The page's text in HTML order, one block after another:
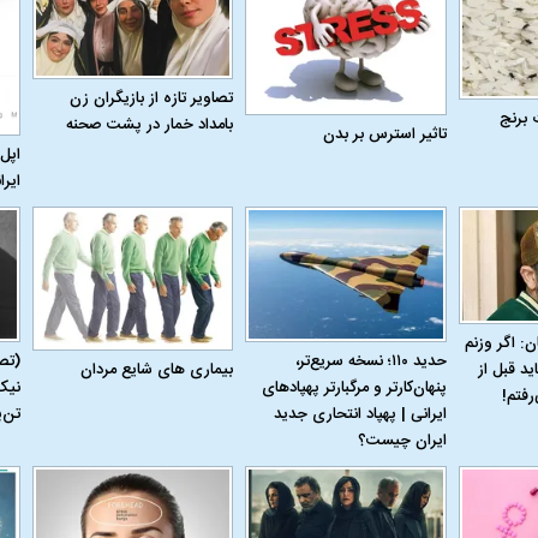
برنج
تاثیر استرس بر بدن
تصاویر تازه از بازیگران زن
بامداد خمار در پشت صحنه
اگر وزنم
قبل از
حدید ۱۱۰؛ نسخه سریع‌تر،
پنهان‌کارتر و مرگبارتر پهپادهای
ایرانی | پهپاد انتحاری جدید
ایران چیست؟
بیماری‌ های شایع مردان
ببینید| نظر
گوگوش خبرساز
علت تنگی نفس و راه های درمان آن
دلیل علاقه برخی
چیست؟